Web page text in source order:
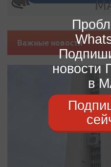
Важные новости
новости
в